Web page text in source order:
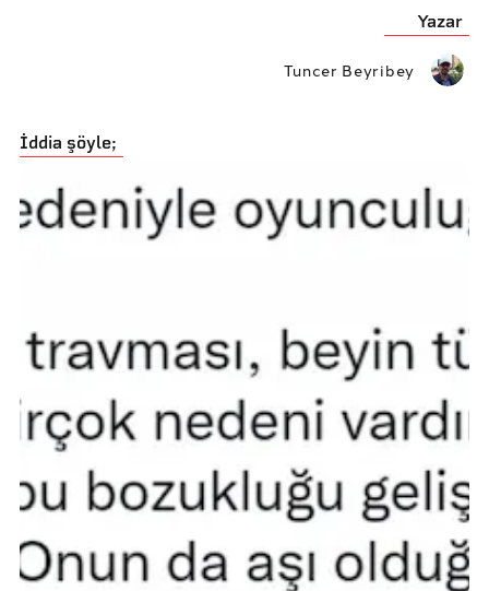
Yazar
Tuncer Beyribey
İddia şöyle;